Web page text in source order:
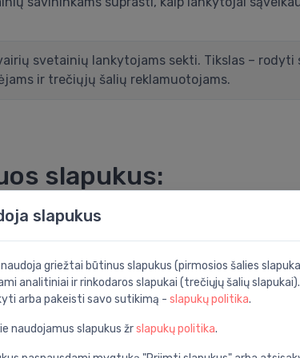
svetainių lankytojams sekti. Tikslas –
ir trečiųjų šalių reklamuotojams.
slapukus:
nes įgalina pagrindines funkcijas, tokias
Galiojimo
laikas
Tikslas
slapukus
griežtai būtinus slapukus (pirmosios šalies
analitiniai ir rinkodaros slapukai (trečiųjų šalių
arba pakeisti savo sutikimą - slapukų politika.
naudojamus slapukus žrslapukų politika.